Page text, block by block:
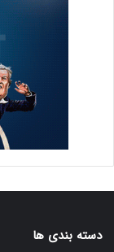
دسته بندی ها